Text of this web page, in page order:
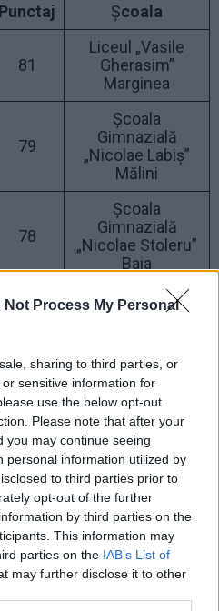
Not Process My Personal
sharing to third parties, or
sensitive information for
use the below opt-out
Please note that after your
you may continue seeing
personal information utilized by
to third parties prior to
opt-out of the further
by third parties on the
This information may
parties on the IAB’s List of
may further disclose it to other
Punctaj Școala
81
Liceul „Vasile
Gherasim”
Marginea
79
Școala
Gimnazială
„Nicolae Labiș”
Mălini
78
Școala
Gimnazială
„Nicolae Stoleru”
Baia